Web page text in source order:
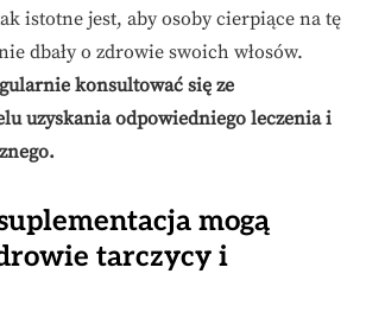
istotne jest, aby osoby cierpiące na tę
dbały o zdrowie swoich włosów.
konsultować się ze
uzyskania odpowiedniego leczenia i
mogą
tarczycy i